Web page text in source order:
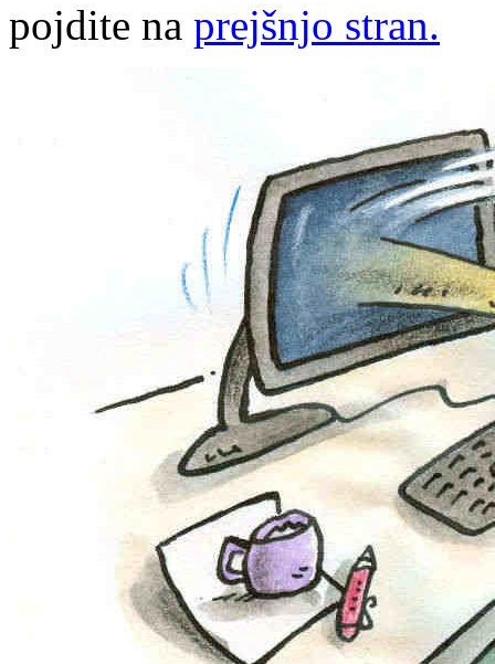
pojdite na prejšnjo stran.